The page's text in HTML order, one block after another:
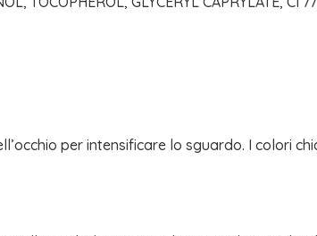
per intensificare lo sguardo. I colori